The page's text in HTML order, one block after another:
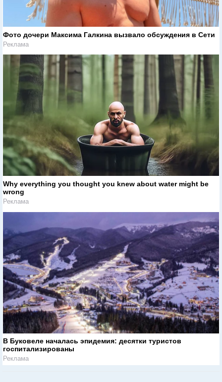
Фото дочери Максима Галкина вызвало обсуждения в Сети
Реклама
Why everything you thought you knew about water might be
wrong
Реклама
В Буковеле началась эпидемия: десятки туристов
госпитализированы
Реклама